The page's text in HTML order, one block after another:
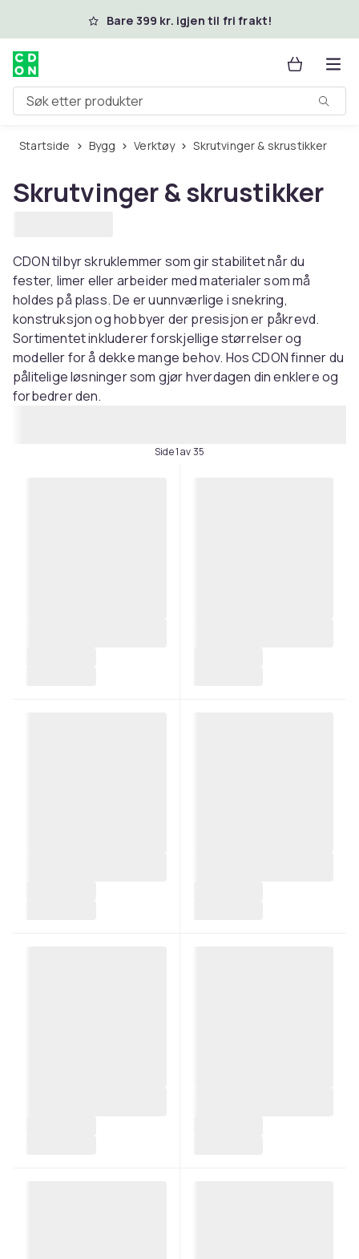
Hopp til hovedinnholdBare 399 kr. igjen til fri frakt!
Søk etter produkter
Startside Bygg Verktøy Skrutvinger & skrustikker
Skrutvinger & skrustikker
CDON tilbyr skruklemmer som gir stabilitet når du
fester, limer eller arbeider med materialer som må
holdes på plass. De er uunnværlige i snekring,
konstruksjon og hobbyer der presisjon er påkrevd.
Sortimentet inkluderer forskjellige størrelser og
modeller for å dekke mange behov. Hos CDON finner du
pålitelige løsninger som gjør hverdagen din enklere og
forbedrer den.
Side 1 av 35